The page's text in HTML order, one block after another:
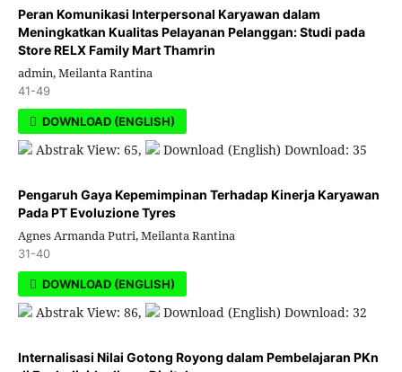
Peran Komunikasi Interpersonal Karyawan dalam
Meningkatkan Kualitas Pelayanan Pelanggan: Studi pada
Store RELX Family Mart Thamrin
admin, Meilanta Rantina
41-49
DOWNLOAD (ENGLISH)
Abstrak View: 65, Download (English) Download: 35
Pengaruh Gaya Kepemimpinan Terhadap Kinerja Karyawan
Pada PT Evoluzione Tyres
Agnes Armanda Putri, Meilanta Rantina
31-40
DOWNLOAD (ENGLISH)
Abstrak View: 86, Download (English) Download: 32
Internalisasi Nilai Gotong Royong dalam Pembelajaran PKn